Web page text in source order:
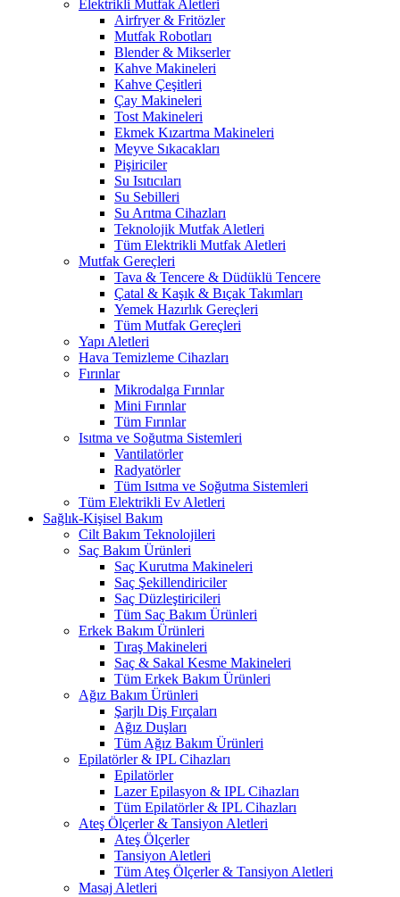
Elektrikli Mutfak Aletleri
Airfryer & Fritözler
Mutfak Robotları
Blender & Mikserler
Kahve Makineleri
Kahve Çeşitleri
Çay Makineleri
Tost Makineleri
Ekmek Kızartma Makineleri
Meyve Sıkacakları
Pişiriciler
Su Isıtıcıları
Su Sebilleri
Su Arıtma Cihazları
Teknolojik Mutfak Aletleri
Tüm Elektrikli Mutfak Aletleri
Mutfak Gereçleri
Tava & Tencere & Düdüklü Tencere
Çatal & Kaşık & Bıçak Takımları
Yemek Hazırlık Gereçleri
Tüm Mutfak Gereçleri
Yapı Aletleri
Hava Temizleme Cihazları
Fırınlar
Mikrodalga Fırınlar
Mini Fırınlar
Tüm Fırınlar
Isıtma ve Soğutma Sistemleri
Vantilatörler
Radyatörler
Tüm Isıtma ve Soğutma Sistemleri
Tüm Elektrikli Ev Aletleri
Sağlık-Kişisel Bakım
Cilt Bakım Teknolojileri
Saç Bakım Ürünleri
Saç Kurutma Makineleri
Saç Şekillendiriciler
Saç Düzleştiricileri
Tüm Saç Bakım Ürünleri
Erkek Bakım Ürünleri
Tıraş Makineleri
Saç & Sakal Kesme Makineleri
Tüm Erkek Bakım Ürünleri
Ağız Bakım Ürünleri
Şarjlı Diş Fırçaları
Ağız Duşları
Tüm Ağız Bakım Ürünleri
Epilatörler & IPL Cihazları
Epilatörler
Lazer Epilasyon & IPL Cihazları
Tüm Epilatörler & IPL Cihazları
Ateş Ölçerler & Tansiyon Aletleri
Ateş Ölçerler
Tansiyon Aletleri
Tüm Ateş Ölçerler & Tansiyon Aletleri
Masaj Aletleri